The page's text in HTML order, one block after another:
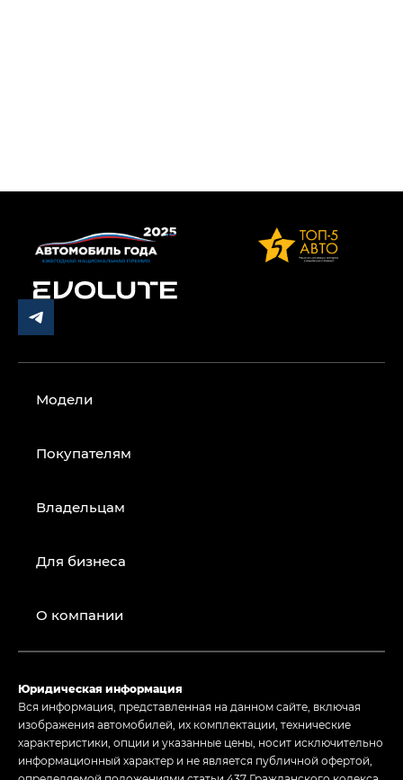
Модели
Покупателям
Владельцам
Для бизнеса
О компании
Юридическая информация
Вся информация, представленная на данном сайте, включая
изображения автомобилей, их комплектации, технические
характеристики, опции и указанные цены, носит исключительно
информационный характер и не является публичной офертой,